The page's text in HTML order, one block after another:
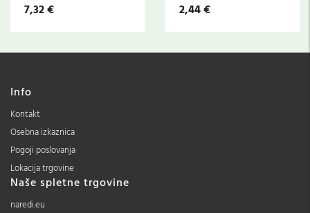
7,32 € 2,44 €
Info
Kontakt
Osebna izkaznica
Pogoji poslovanja
Lokacija trgovine
Naše spletne trgovine
naredi.eu